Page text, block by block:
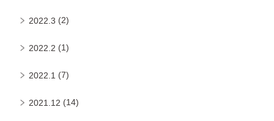
2022.3 (2)
2022.2 (1)
2022.1 (7)
2021.12 (14)